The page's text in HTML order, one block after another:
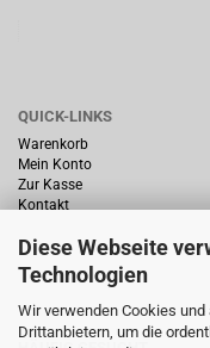
Diese Webseite
Technologien
Wir verwenden Cookies
Drittanbietern, um die
QUICK-LINKS
Warenkorb
Mein Konto
Zur Kasse
Kontakt